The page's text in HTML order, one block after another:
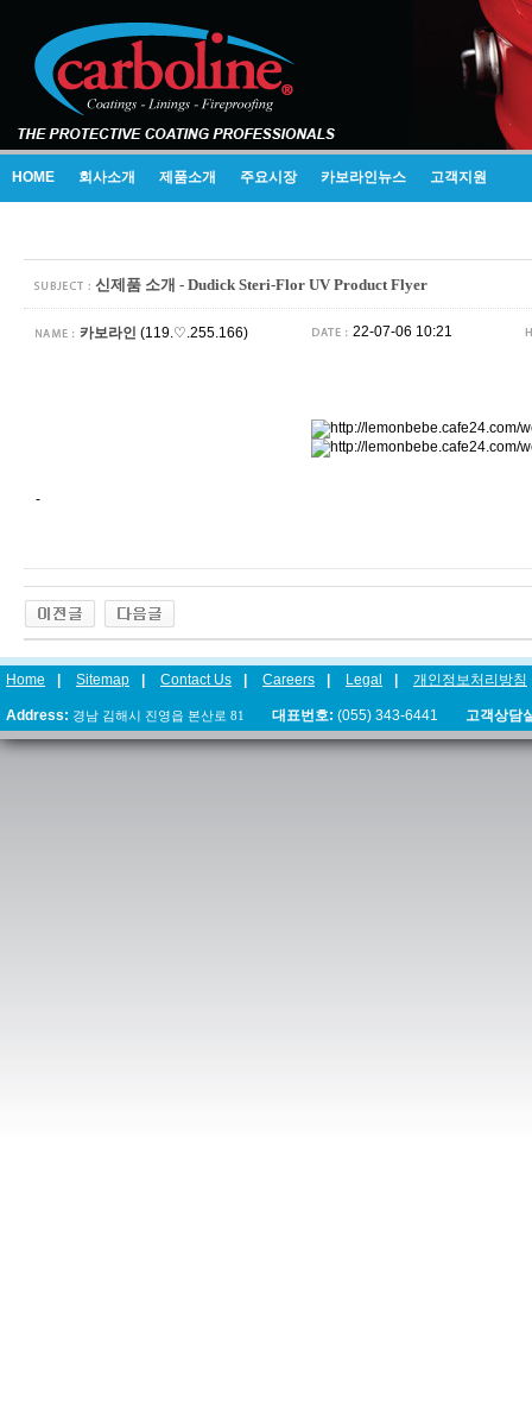
HOME 회사소개 제품소개 주요시장 카보라인뉴스 고객지원
신제품 소개 - Dudick Steri-Flor UV Product Flyer
카보라인 (119.♡.255.166) 22-07-06 10:21
-
Home Sitemap Contact Us Careers Legal 개인정보처리방침
Address: 경남 김해시 진영읍 본산로 81 대표번호: (055) 343-6441 고객상담